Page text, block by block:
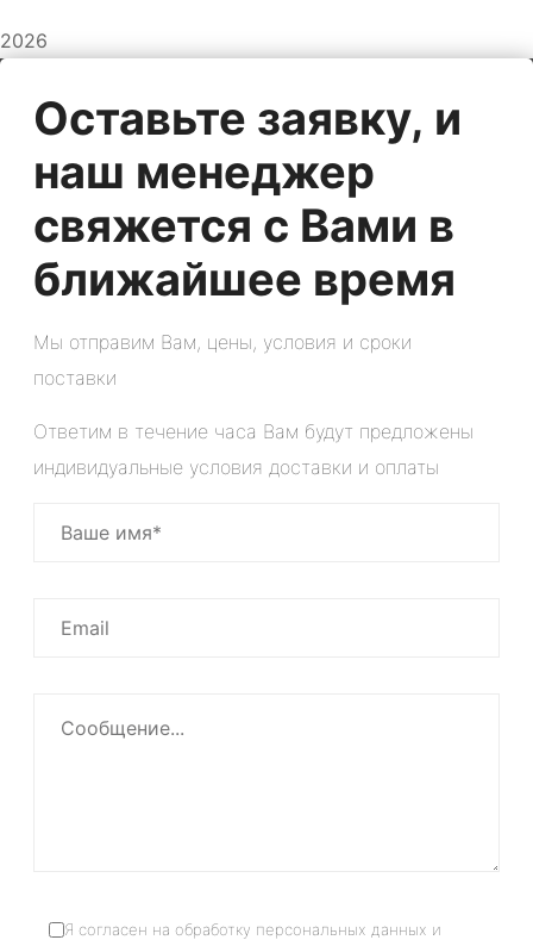
2026
Оставьте заявку, и
наш менеджер
свяжется с Вами в
ближайшее время
Мы отправим Вам, цены, условия и сроки
поставки
Ответим в течение часа Вам будут предложены
индивидуальные условия доставки и оплаты
Я согласен на обработку персональных данных и